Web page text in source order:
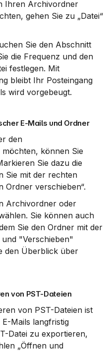
Ihren Archivordner
gehen Sie zu „Datei“
Sie den Abschnitt
die Frequenz und den
festlegen. Mit
bleibt Ihr Posteingang
wird vorgebeugt.
E-Mails und Ordner
den
können Sie
Sie dazu die
Sie mit der rechten
Ordner verschieben“.
Archivordner oder
Sie können auch
Sie den Ordner mit der
"Verschieben"
den Überblick über
von PST-Dateien
von PST-Dateien ist
Mails langfristig
Datei zu exportieren,
„Öffnen und